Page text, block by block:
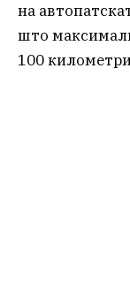
на
што
100